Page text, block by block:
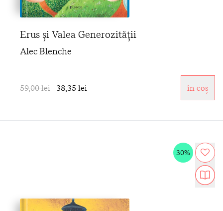
Erus și Valea Generozității
Alec Blenche
59,00 lei 38,35 lei în coș
30%